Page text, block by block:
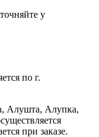
у
по г.
Алушта, Алупка,
при заказе.